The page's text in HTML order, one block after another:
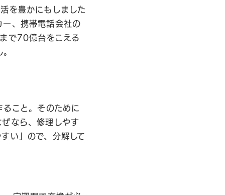
を豊かにもしました
ー、携帯電話会社の
で70億台をこえる
こと。そのために
なら、修理しやす
い」ので、分解して